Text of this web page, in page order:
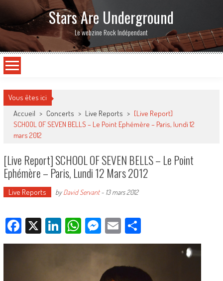
Stars Are Underground
Le webzine Rock Indépendant
Vous êtes ici
Accueil > Concerts > Live Reports > [Live Report]
SCHOOL OF SEVEN BELLS – Le Point Ephémère – Paris, lundi 12
mars 2012
[Live Report] SCHOOL OF SEVEN BELLS – Le Point
Ephémère – Paris, Lundi 12 Mars 2012
Live Reports byDavid Servant- 13 mars 2012
Facebook
X LinkedIn
WhatsApp
Messenger
EmailPartager